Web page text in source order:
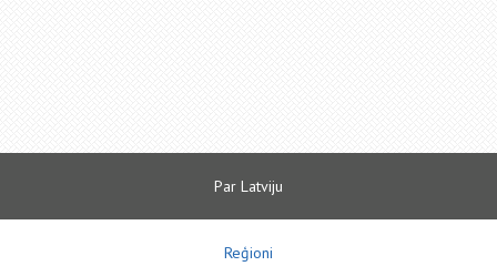
Par Latviju
Reģioni